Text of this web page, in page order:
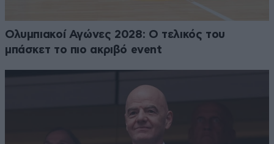
Ολυμπιακοί Αγώνες 2028: Ο τελικός του
μπάσκετ το πιο ακριβό event